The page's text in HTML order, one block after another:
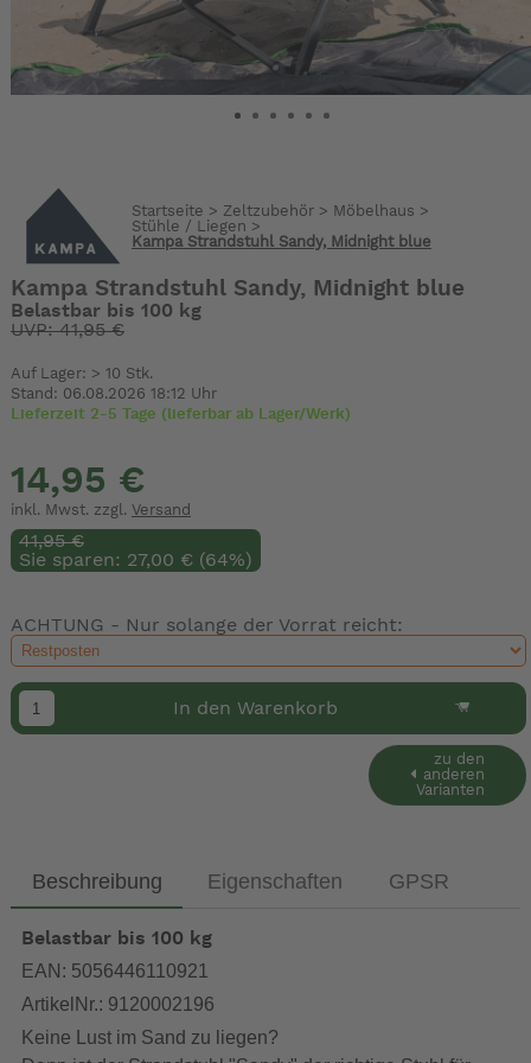
Startseite > Zeltzubehör> Möbelhaus >
Stühle / Liegen >
Kampa Strandstuhl Sandy, Midnight blue
Kampa Strandstuhl Sandy, Midnight blue
Belastbar bis 100 kg
UVP: 41,95 €
Auf Lager: > 10 Stk.
Stand: 06.08.2026 18:12 Uhr
Lieferzeit 2-5 Tage (lieferbar ab Lager/Werk)
14,95 €
inkl. Mwst. zzgl. Versand
41,95 €
Sie sparen: 27,00 € (64%)
ACHTUNG - Nur solange der Vorrat reicht:
In den Warenkorb
zu den
anderen
Varianten
Beschreibung Eigenschaften GPSR
Belastbar bis 100 kg
EAN: 5056446110921
ArtikelNr.: 9120002196
Keine Lust im Sand zu liegen?